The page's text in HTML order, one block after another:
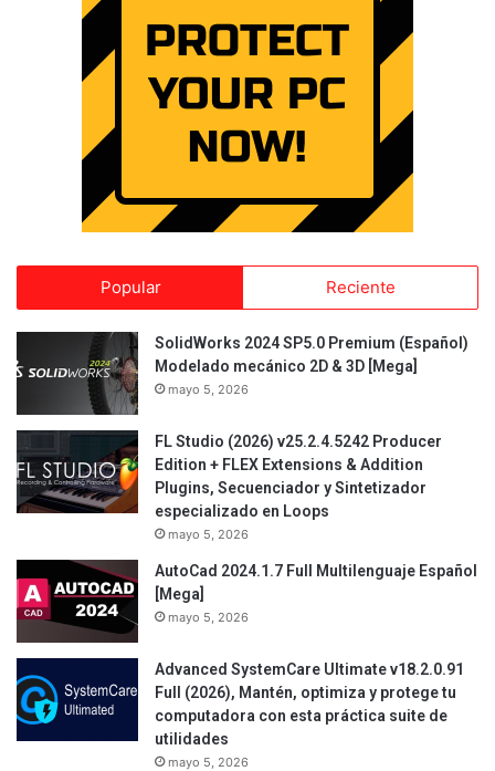
Popular Reciente
SolidWorks 2024 SP5.0 Premium (Español)
Modelado mecánico 2D & 3D [Mega]
mayo 5, 2026
FL Studio (2026) v25.2.4.5242 Producer
Edition + FLEX Extensions & Addition
Plugins, Secuenciador y Sintetizador
especializado en Loops
mayo 5, 2026
AutoCad 2024.1.7 Full Multilenguaje Español
[Mega]
mayo 5, 2026
Advanced SystemCare Ultimate v18.2.0.91
Full (2026), Mantén, optimiza y protege tu
computadora con esta práctica suite de
utilidades
mayo 5, 2026